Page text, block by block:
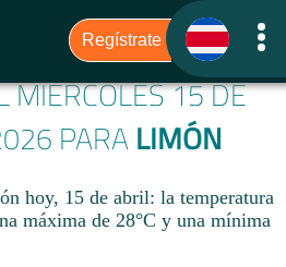
MIÉRCOLES 15 DE
PARA LIMÓN
hoy, 15 de abril: la temperatura
máxima de 28°C y una mínima